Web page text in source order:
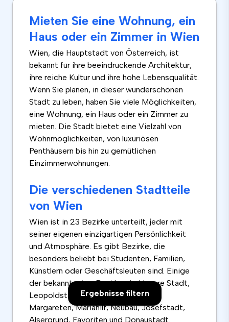
Ergebnisse filtern
Mieten Sie eine Wohnung, ein
Haus oder ein Zimmer in Wien
Wien, die Hauptstadt von Österreich, ist
bekannt für ihre beeindruckende Architektur,
ihre reiche Kultur und ihre hohe Lebensqualität.
Wenn Sie planen, in dieser wunderschönen
Stadt zu leben, haben Sie viele Möglichkeiten,
eine Wohnung, ein Haus oder ein Zimmer zu
mieten. Die Stadt bietet eine Vielzahl von
Wohnmöglichkeiten, von luxuriösen
Penthäusern bis hin zu gemütlichen
Einzimmerwohnungen.
Die verschiedenen Stadtteile
von Wien
Wien ist in 23 Bezirke unterteilt, jeder mit
seiner eigenen einzigartigen Persönlichkeit
und Atmosphäre. Es gibt Bezirke, die
besonders beliebt bei Studenten, Familien,
Künstlern oder Geschäftsleuten sind. Einige
der bekanntesten Bezirke sind Innere Stadt,
Leopoldstadt, Landstraße, Wieden,
Margareten, Mariahilf, Neubau, Josefstadt,
Alsergrund, Favoriten und Donaustadt.